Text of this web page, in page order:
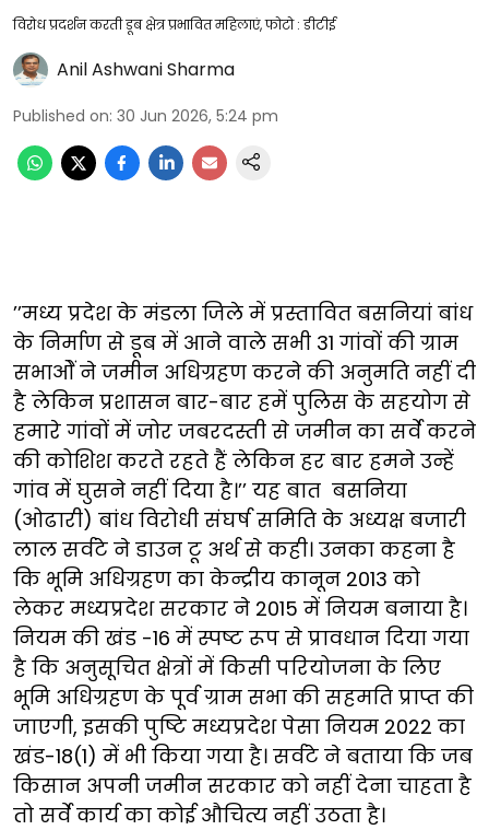
विरोध प्रदर्शन करती डूब क्षेत्र प्रभावित महिलाएं, फोटो : डीटीई
Anil Ashwani Sharma
Published on: 30 Jun 2026, 5:24 pm
’’मध्य प्रदेश के मंडला जिले में प्रस्तावित बसनियां बांध
के निर्माण से डूब में आने वाले सभी 31 गांवों की ग्राम
सभाओें ने जमीन अधिग्रहण करने की अनुमति नहीं दी
है लेकिन प्रशासन बार-बार हमें पुलिस के सहयोग से
हमारे गांवों में जोर जबरदस्ती से जमीन का सर्वे करने
की कोशिश करते रहते हैं लेकिन हर बार हमने उन्हें
गांव में घुसने नहीं दिया है।’’ यह बात बसनिया
(ओढारी) बांध विरोधी संघर्ष समिति के अध्यक्ष बजारी
लाल सर्वटे ने डाउन टू अर्थ से कही। उनका कहना है
कि भूमि अधिग्रहण का केन्द्रीय कानून 2013 को
लेकर मध्यप्रदेश सरकार ने 2015 में नियम बनाया है।
नियम की खंड -16 में स्पष्ट रूप से प्रावधान दिया गया
है कि अनुसूचित क्षेत्रों में किसी परियोजना के लिए
भूमि अधिग्रहण के पूर्व ग्राम सभा की सहमति प्राप्त की
जाएगी, इसकी पुष्टि मध्यप्रदेश पेसा नियम 2022 का
खंड-18(1) में भी किया गया है। सर्वटे ने बताया कि जब
किसान अपनी जमीन सरकार को नहीं देना चाहता है
तो सर्वे कार्य का कोई औचित्य नहीं उठता है।